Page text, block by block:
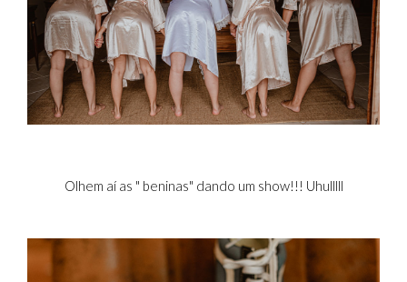
Olhem aí as " beninas" dando um show!!! Uhulllll